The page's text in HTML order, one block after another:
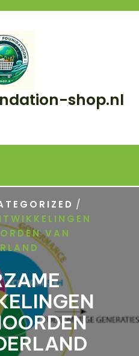
shop.nl
/
VAN